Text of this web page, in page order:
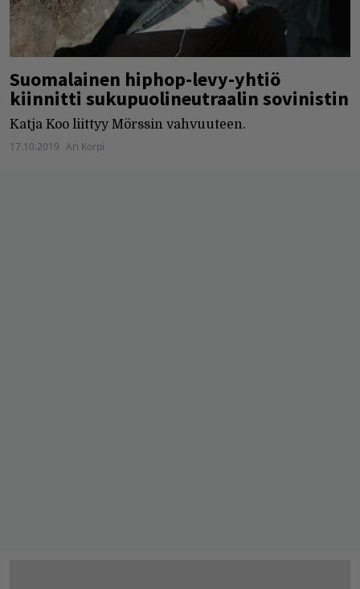
Suomalainen hiphop-levy-yhtiö
kiinnitti sukupuolineutraalin sovinistin
Katja Koo liittyy Mörssin vahvuuteen.
17.10.2019 Ari Korpi